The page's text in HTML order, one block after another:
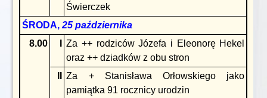
Świerczek
ŚRODA,25 października
8.00
Za ++ rodziców Józefa i Eleonorę Hekel
oraz ++ dziadków z obu stron
Za + Stanisława Orłowskiego jako
pamiątka 91 rocznicy urodzin